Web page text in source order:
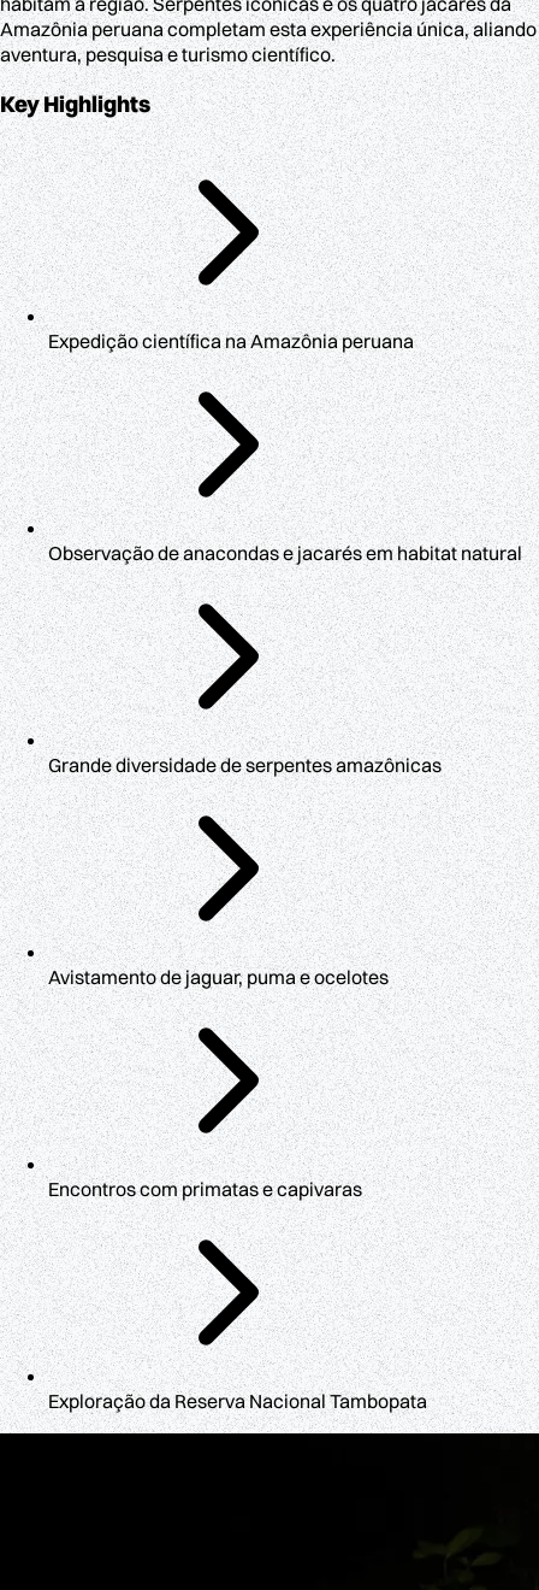
Amazônia peruana completam esta experiência única, aliando
aventura, pesquisa e turismo científico.
Key Highlights
Expedição científica na Amazônia peruana
Observação de anacondas e jacarés em habitat natural
Grande diversidade de serpentes amazônicas
Avistamento de jaguar, puma e ocelotes
Encontros com primatas e capivaras
Exploração da Reserva Nacional Tambopata